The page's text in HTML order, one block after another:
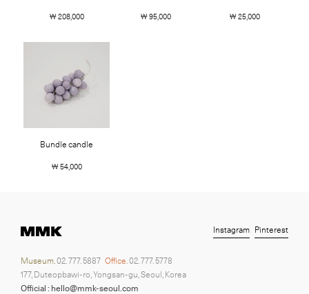
￦ 208,000 ￦ 95,000 ￦ 25,000
Bundle candle
￦ 54,000
Museum. 02. 777. 5887 Office. 02. 777. 5778
177, Duteopbawi-ro, Yongsan-gu, Seoul, Korea
Official : hello@mmk-seoul.com
Instagram Pinterest